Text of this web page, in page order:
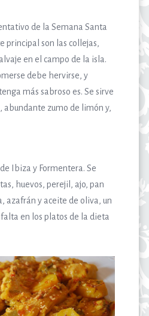
de la Semana Santa
principal son las collejas,
en el campo de la isla.
debe hervirse, y
más sabroso es. Se sirve
abundante zumo de limón y,
Ibiza y Formentera. Se
huevos, perejil, ajo, pan
azafrán y aceite de oliva, un
en los platos de la dieta